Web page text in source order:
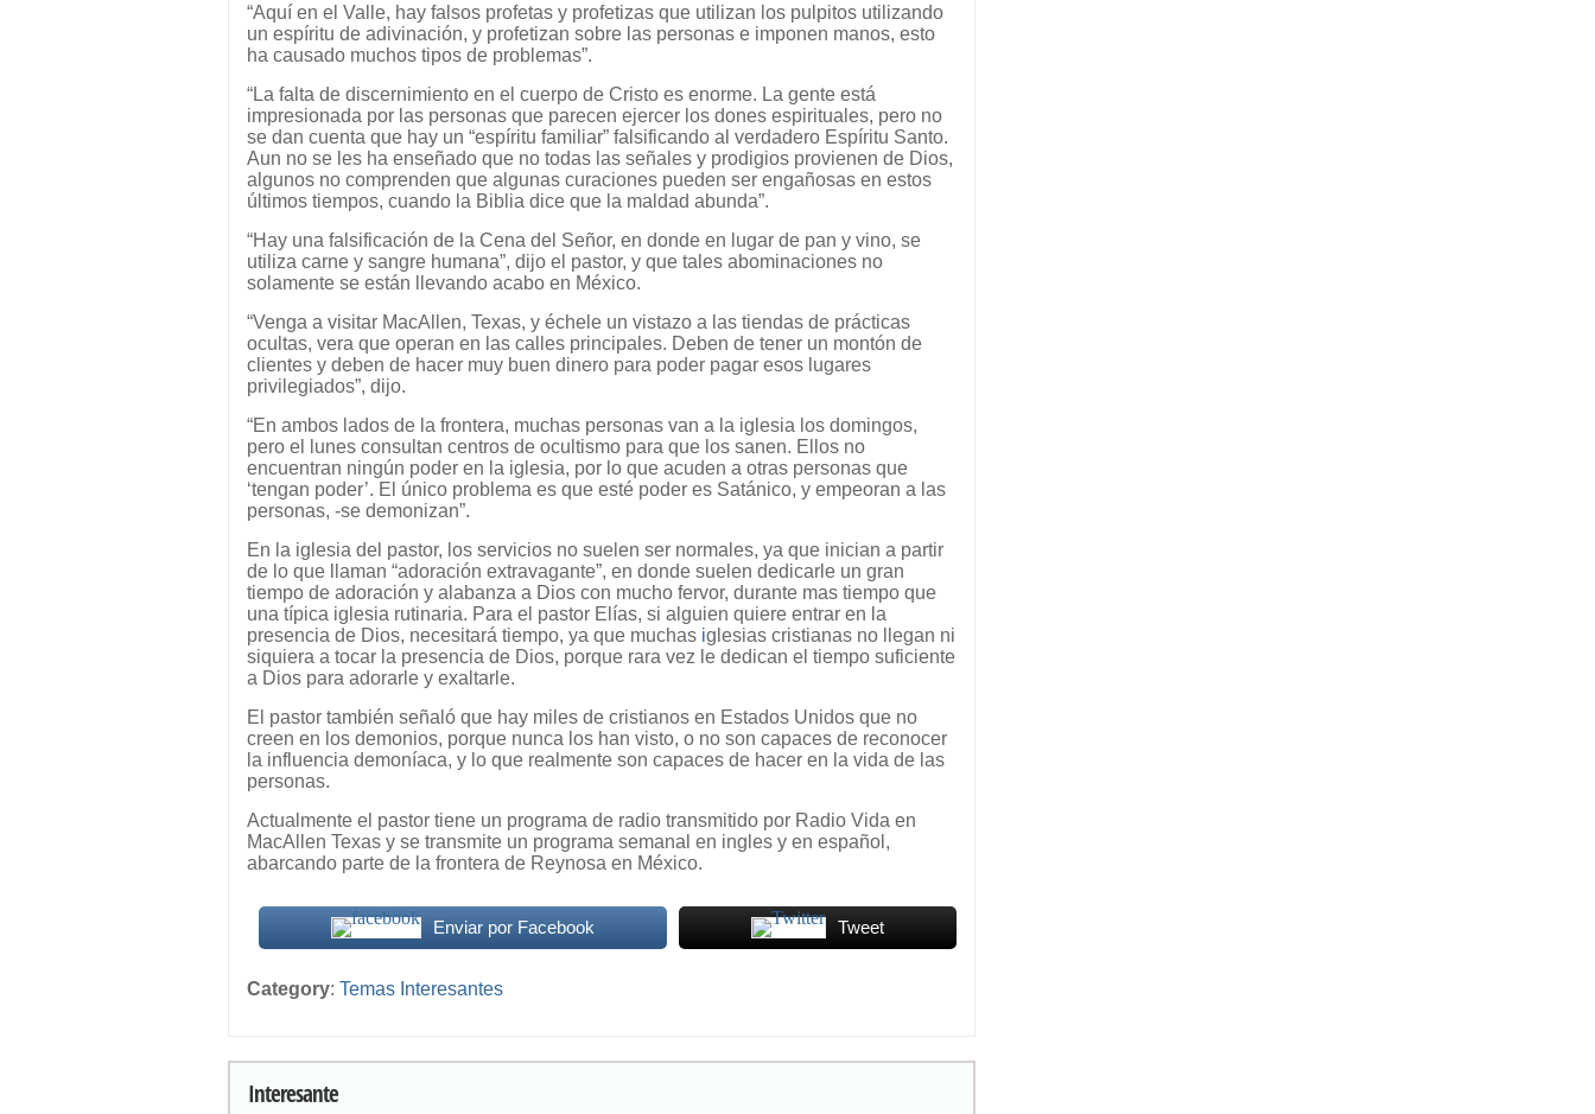
“Aquí en el Valle, hay falsos profetas y profetizas que utilizan los pulpitos utilizando
un espíritu de adivinación, y profetizan sobre las personas e imponen manos, esto
ha causado muchos tipos de problemas”.
“La falta de discernimiento en el cuerpo de Cristo es enorme. La gente está
impresionada por las personas que parecen ejercer los dones espirituales, pero no
se dan cuenta que hay un “espíritu familiar” falsificando al verdadero Espíritu Santo.
Aun no se les ha enseñado que no todas las señales y prodigios provienen de Dios,
algunos no comprenden que algunas curaciones pueden ser engañosas en estos
últimos tiempos, cuando la Biblia dice que la maldad abunda”.
“Hay una falsificación de la Cena del Señor, en donde en lugar de pan y vino, se
utiliza carne y sangre humana”, dijo el pastor, y que tales abominaciones no
solamente se están llevando acabo en México.
“Venga a visitar MacAllen, Texas, y échele un vistazo a las tiendas de prácticas
ocultas, vera que operan en las calles principales. Deben de tener un montón de
clientes y deben de hacer muy buen dinero para poder pagar esos lugares
privilegiados”, dijo.
“En ambos lados de la frontera, muchas personas van a la iglesia los domingos,
pero el lunes consultan centros de ocultismo para que los sanen. Ellos no
encuentran ningún poder en la iglesia, por lo que acuden a otras personas que
‘tengan poder’. El único problema es que esté poder es Satánico, y empeoran a las
personas, -se demonizan”.
En la iglesia del pastor, los servicios no suelen ser normales, ya que inician a partir
de lo que llaman “adoración extravagante”, en donde suelen dedicarle un gran
tiempo de adoración y alabanza a Dios con mucho fervor, durante mas tiempo que
una típica iglesia rutinaria. Para el pastor Elías, si alguien quiere entrar en la
presencia de Dios, necesitará tiempo, ya que muchas iglesias cristianas no llegan ni
siquiera a tocar la presencia de Dios, porque rara vez le dedican el tiempo suficiente
a Dios para adorarle y exaltarle.
El pastor también señaló que hay miles de cristianos en Estados Unidos que no
creen en los demonios, porque nunca los han visto, o no son capaces de reconocer
la influencia demoníaca, y lo que realmente son capaces de hacer en la vida de las
personas.
Actualmente el pastor tiene un programa de radio transmitido por Radio Vida en
MacAllen Texas y se transmite un programa semanal en ingles y en español,
abarcando parte de la frontera de Reynosa en México.
Enviar por Facebook Tweet
Category: Temas Interesantes
Interesante